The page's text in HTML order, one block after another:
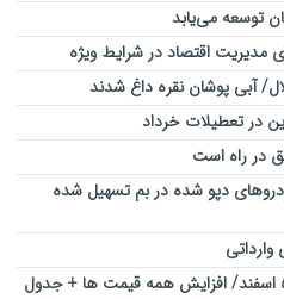
مدیریت اقتصاد در شرایط ویژه
آبی پوشان نقره داغ شدند
در راه است
دپو شده در بم تسهیل شده
طلا و سکه امروز سه شنبه ۵ اسفند/ افزایش همه قیمت ها + جدول